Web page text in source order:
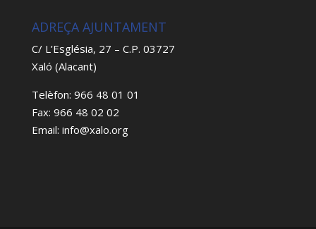
ADREÇA AJUNTAMENT
C/ L’Església, 27 – C.P. 03727
Xaló (Alacant)
Telèfon: 966 48 01 01
Fax: 966 48 02 02
Email: info@xalo.org